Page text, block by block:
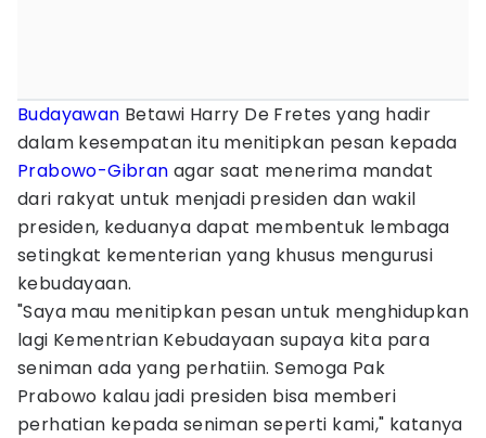
Budayawan Betawi Harry De Fretes yang hadir
dalam kesempatan itu menitipkan pesan kepada
Prabowo-Gibran agar saat menerima mandat
dari rakyat untuk menjadi presiden dan wakil
presiden, keduanya dapat membentuk lembaga
setingkat kementerian yang khusus mengurusi
kebudayaan.
"Saya mau menitipkan pesan untuk menghidupkan
lagi Kementrian Kebudayaan supaya kita para
seniman ada yang perhatiin. Semoga Pak
Prabowo kalau jadi presiden bisa memberi
perhatian kepada seniman seperti kami," katanya